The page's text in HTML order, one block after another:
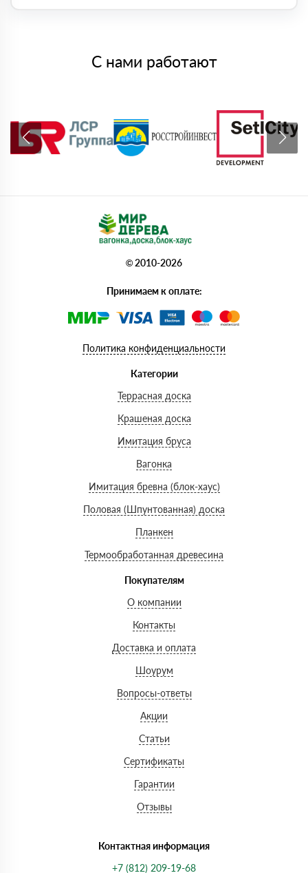
С нами работают
© 2010-2026
Принимаем к оплате:
Политика конфиденциальности
Категории
Террасная доска
Крашеная доска
Имитация бруса
Вагонка
Имитация бревна (блок-хаус)
Половая (Шпунтованная) доска
Планкен
Термообработанная древесина
Покупателям
О компании
Контакты
Доставка и оплата
Шоурум
Вопросы-ответы
Акции
Статьи
Сертификаты
Гарантии
Отзывы
Контактная информация
+7 (812) 209-19-68